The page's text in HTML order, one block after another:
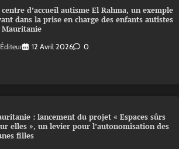
centre d’accueil autisme El Rahma, un exemple
dans la prise en charge des enfants autistes
Mauritanie
Éditeur 12 Avril 2026 0
: lancement du projet « Espaces sûrs
elles », un levier pour l’autonomisation des
filles